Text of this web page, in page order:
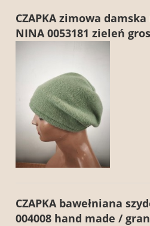
CZAPKA zimowa
NINA 0053181 zieleń
CZAPKA bawełniana
004008 hand made /